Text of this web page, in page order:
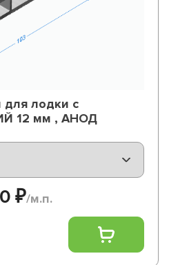
лодки с
12 мм , АНОД
₽/м.п.